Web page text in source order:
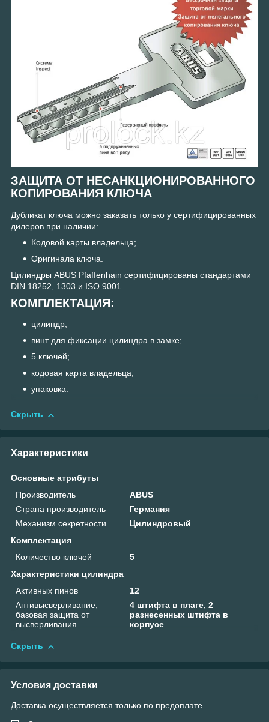
ЗАЩИТА ОТ НЕСАНКЦИОНИРОВАННОГО
КОПИРОВАНИЯ КЛЮЧА
Дубликат ключа можно заказать только у сертифицированных
дилеров при наличии:
Кодовой карты владельца;
Оригинала ключа.
Цилиндры ABUS Pfaffenhain сертифицированы стандартами
DIN 18252, 1303 и ISO 9001.
КОМПЛЕКТАЦИЯ:
цилиндр;
винт для фиксации цилиндра в замке;
5 ключей;
кодовая карта владельца;
упаковка.
Скрыть
Характеристики
Основные атрибуты
Производитель
ABUS
Страна производитель
Германия
Механизм секретности
Цилиндровый
Комплектация
Количество ключей
5
Характеристики цилиндра
Активных пинов
12
Антивысверливание,
базовая защита от
высверливания
4 штифта в плаге, 2
разнесенных штифта в
корпусе
Скрыть
Условия доставки
Доставка осуществляется только по предоплате.